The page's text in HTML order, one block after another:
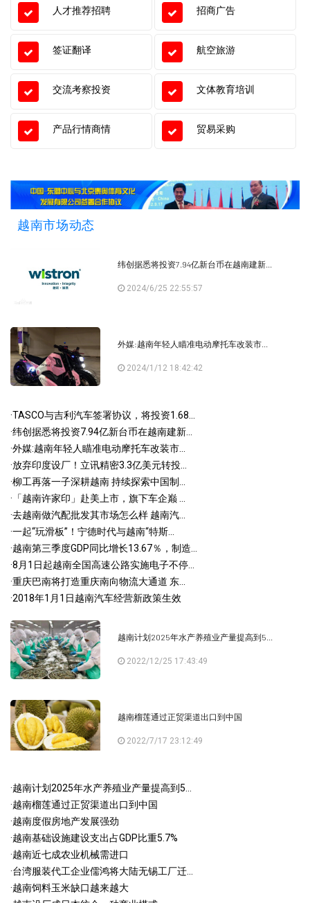
人才推荐招聘 招商广告
签证翻译 航空旅游
交流考察投资 文体教育培训
产品行情商情 贸易采购
越南市场动态
纬创据悉将投资7.94亿新台币在越南建新...
2024/6/25 22:55:57
外媒:越南年轻人瞄准电动摩托车改装市...
2024/1/12 18:42:42
·TASCO与吉利汽车签署协议，将投资1.68...
·纬创据悉将投资7.94亿新台币在越南建新...
·外媒:越南年轻人瞄准电动摩托车改装市...
·放弃印度设厂！立讯精密3.3亿美元转投...
·柳工再落一子深耕越南 持续探索中国制...
· 「越南许家印」赴美上市，旗下车企巅 ...
·去越南做汽配批发其市场怎么样 越南汽...
·一起“玩滑板”！宁德时代与越南“特斯...
·越南第三季度GDP同比增长13.67％，制造...
·8月1日起越南全国高速公路实施电子不停...
·重庆巴南将打造重庆南向物流大通道 东...
·2018年1月1日越南汽车经营新政策生效
越南计划2025年水产养殖业产量提高到5...
2022/12/25 17:43:49
越南榴莲通过正贸渠道出口到中国
2022/7/17 23:12:49
·越南计划2025年水产养殖业产量提高到5...
·越南榴莲通过正贸渠道出口到中国
·越南度假房地产发展强劲
·越南基础设施建设支出占GDP比重5.7%
·越南近七成农业机械需进口
·台湾服装代工企业儒鸿将大陆无锡工厂迁...
·越南饲料玉米缺口越来越大